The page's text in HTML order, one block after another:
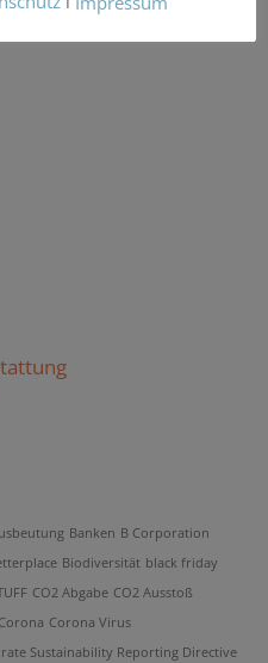
Banken B Corporation
Biodiversität black friday
CO2 Abgabe CO2 Ausstoß
Corona Corona Virus
Sustainability Reporting Directive